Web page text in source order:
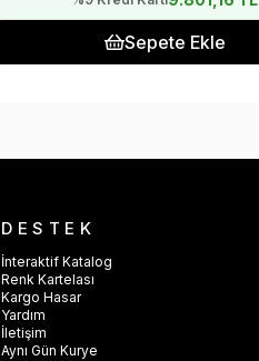
Sepete Ekle
DESTEK
İnteraktif Katalog
Renk Kartelası
Kargo Hasar
Yardım
İletişim
Aynı Gün Kurye